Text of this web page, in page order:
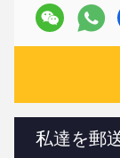
私達を郵